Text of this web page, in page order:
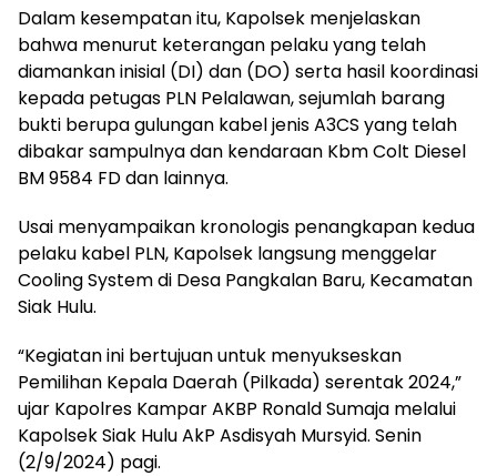
Dalam kesempatan itu, Kapolsek menjelaskan
bahwa menurut keterangan pelaku yang telah
diamankan inisial (DI) dan (DO) serta hasil koordinasi
kepada petugas PLN Pelalawan, sejumlah barang
bukti berupa gulungan kabel jenis A3CS yang telah
dibakar sampulnya dan kendaraan Kbm Colt Diesel
BM 9584 FD dan lainnya.
Usai menyampaikan kronologis penangkapan kedua
pelaku kabel PLN, Kapolsek langsung menggelar
Cooling System di Desa Pangkalan Baru, Kecamatan
Siak Hulu.
“Kegiatan ini bertujuan untuk menyukseskan
Pemilihan Kepala Daerah (Pilkada) serentak 2024,”
ujar Kapolres Kampar AKBP Ronald Sumaja melalui
Kapolsek Siak Hulu AkP Asdisyah Mursyid. Senin
(2/9/2024) pagi.